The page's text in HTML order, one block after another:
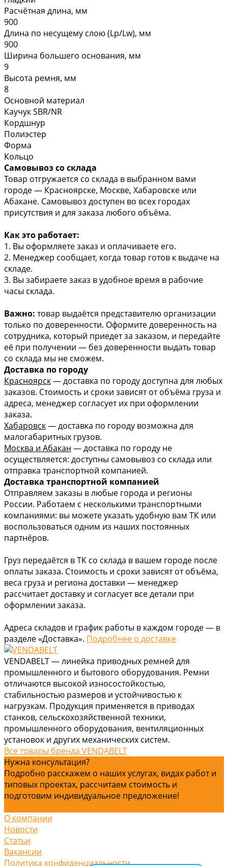
Расчётная длина, мм
900
Длина по несущему слою (Lp/Lw), мм
900
Ширина большего основания, мм
9
Высота ремня, мм
8
Основной материал
Каучук SBR/NR
Кордшнур
Полиэстер
Форма
Кольцо
Самовывоз со склада
Товар отгружается со склада в выбранном вами
городе — Красноярске, Москве, Хабаровске или
Абакане. Самовывоз доступен во всех городах
присутствия и для заказа любого объёма.
Как это работает:
1. Вы оформляете заказ и оплачиваете его.
2. Менеджер сообщает, когда товар готов к выдаче на
складе.
3. Вы забираете заказ в удобное время в рабочие
часы склада.
Важно: товар выдаётся представителю организации
только по доверенности. Оформите доверенность на
сотрудника, который приедет за заказом, и передайте
её при получении — без доверенности выдать товар
со склада мы не сможем.
Доставка по городу
Красноярск— доставка по городу доступна для любых
заказов. Стоимость и сроки зависят от объёма груза и
адреса, менеджер согласует их при оформлении
заказа.
Хабаровск— доставка по городу возможна для
малогабаритных грузов.
Москва и Абакан — доставка по городу не
осуществляется: доступны самовывоз со склада или
отправка транспортной компанией.
Доставка транспортной компанией
Отправляем заказы в любые города и регионы
России. Работаем с несколькими транспортными
компаниями: вы можете указать удобную вам ТК или
воспользоваться одним из наших постоянных
партнёров.
Груз передаётся в ТК со склада в вашем городе после
оплаты заказа. Стоимость и сроки зависят от объёма,
веса груза и региона доставки — менеджер
рассчитает доставку и согласует все детали при
оформлении заказа.
Адреса складов и график работы в каждом городе — в
разделе «Доставка». Подробнее о доставке
VENDABELT — линейка приводных ремней для
промышленного и бытового оборудования. Ремни
отличаются высокой износостойкостью,
стабильностью размеров и устойчивостью к
нагрузкам. Продукция применяется в приводах
станков, сельскохозяйственной техники,
промышленного оборудования, вентиляционных
установок и других механических систем.
Все товары бренда VENDABELT
Нужна консультация?
Подробно расскажем о наших услугах, видах работ и
типовых проектах, рассчитаем стоимость и
подготовим индивидуальное предложение!
О компании
Новости
Статьи
Вакансии
Политика конфиденциальности